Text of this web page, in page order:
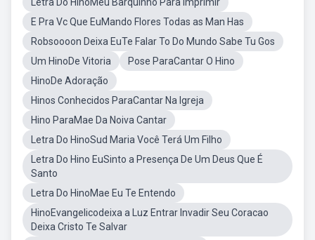
E Pra Vc Que EuMando Flores Todas as Man Has
Robsoooon Deixa EuTe Falar To Do Mundo Sabe Tu Gos
Um HinoDe Vitoria
Pose ParaCantar O Hino
HinoDe Adoração
Hinos Conhecidos ParaCantar Na Igreja
Hino ParaMae Da Noiva Cantar
Letra Do HinoSud Maria Você Terá Um Filho
Letra Do Hino EuSinto a Presença De Um Deus Que É
Santo
Letra Do HinoMae Eu Te Entendo
HinoEvangelicodeixa a Luz Entrar Invadir Seu Coracao
Deixa Cristo Te Salvar